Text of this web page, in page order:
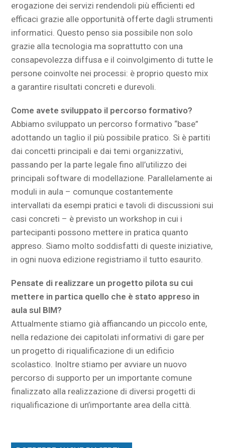
erogazione dei servizi rendendoli più efficienti ed
efficaci grazie alle opportunità offerte dagli strumenti
informatici. Questo penso sia possibile non solo
grazie alla tecnologia ma soprattutto con una
consapevolezza diffusa e il coinvolgimento di tutte le
persone coinvolte nei processi: è proprio questo mix
a garantire risultati concreti e durevoli.
Come avete sviluppato il percorso formativo?
Abbiamo sviluppato un percorso formativo “base”
adottando un taglio il più possibile pratico. Si è partiti
dai concetti principali e dai temi organizzativi,
passando per la parte legale fino all’utilizzo dei
principali software di modellazione. Parallelamente ai
moduli in aula – comunque costantemente
intervallati da esempi pratici e tavoli di discussioni sui
casi concreti – è previsto un workshop in cui i
partecipanti possono mettere in pratica quanto
appreso. Siamo molto soddisfatti di queste iniziative,
in ogni nuova edizione registriamo il tutto esaurito.
Pensate di realizzare un progetto pilota su cui
mettere in partica quello che è stato appreso in
aula sul BIM?
Attualmente stiamo già affiancando un piccolo ente,
nella redazione dei capitolati informativi di gare per
un progetto di riqualificazione di un edificio
scolastico. Inoltre stiamo per avviare un nuovo
percorso di supporto per un importante comune
finalizzato alla realizzazione di diversi progetti di
riqualificazione di un’importante area della città.